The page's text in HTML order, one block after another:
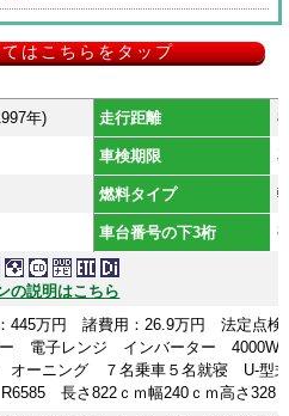
はこちらをタップ
年) 走行距離
車検期限
燃料タイプ
車台番号の下3桁
の説明はこちら
445万円 諸費用：26.9万円 法定点
ー 電子レンジ インバーター
オーニング ７名乗車５名就寝 U-型
長さ822ｃｍ幅240ｃｍ高さ328